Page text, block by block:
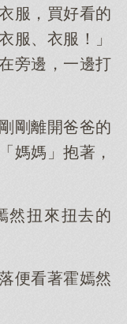
服，買好看的
服、衣服！」
旁邊，一邊打
剛離開爸爸的
媽媽」抱著，
然扭來扭去的
便看著霍嫣然